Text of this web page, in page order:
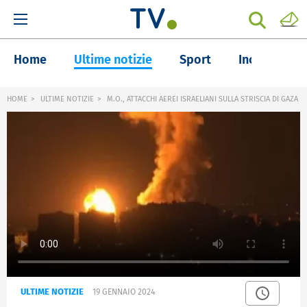
Home Ultime notizie Sport Inchieste
HOME ULTIME NOTIZIE M.O., ATTACCHI AEREI ISRAELIANI SULLA STRISCIA DI GAZA
ULTIME NOTIZIE 19 GENNAIO 2024